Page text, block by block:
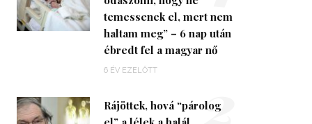
temessenek el, mert nem
haltam meg” – 6 nap után
ébredt fel a magyar nő
6 ÉV EZELŐTT
Rájöttek, hová “párolog
2